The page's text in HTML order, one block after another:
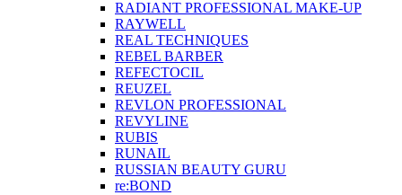
RADIANT PROFESSIONAL MAKE-UP
RAYWELL
REAL TECHNIQUES
REBEL BARBER
REFECTOCIL
REUZEL
REVLON PROFESSIONAL
REVYLINE
RUBIS
RUNAIL
RUSSIAN BEAUTY GURU
re:BOND